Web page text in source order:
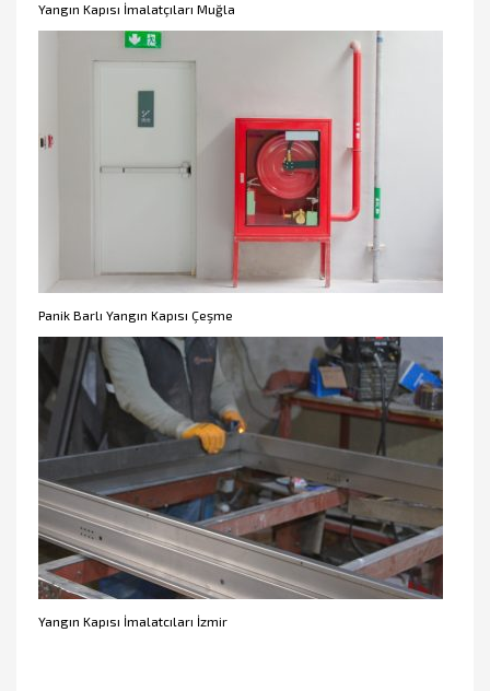
Yangın Kapısı İmalatçıları Muğla
Panik Barlı Yangın Kapısı Çeşme
Yangın Kapısı İmalatcıları İzmir